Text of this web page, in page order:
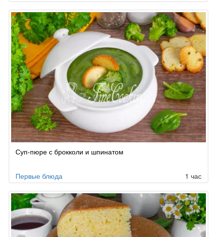
Суп-пюре с брокколи и шпинатом
Первые блюда 1 час